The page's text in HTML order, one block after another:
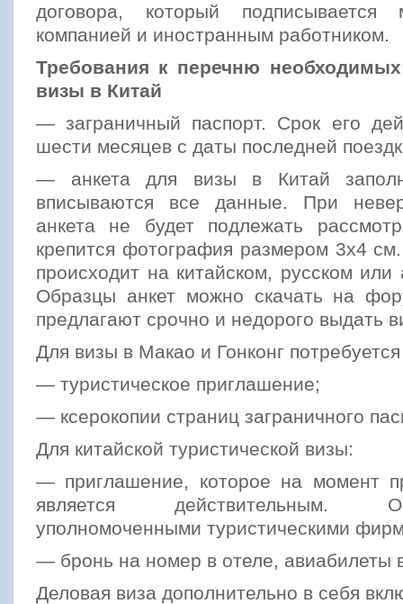
договора, который подписывается
компанией и иностранным работником.
Требования к перечню
визы в Китай
— заграничный паспорт. Срок его
шести месяцев с даты последней
— анкета для визы в Китай
вписываются все данные. При
анкета не будет подлежать
крепится фотография размером 3х4
происходит на китайском, русском или
Образцы анкет можно скачать на
предлагают срочно и недорого выдать
Для визы в Макао и Гонконг
— туристическое приглашение;
— ксерокопии страниц заграничного
Для китайской туристической визы:
— приглашение, которое на момент
является действительным.
уполномоченными туристическими
— бронь на номер в отеле, авиабилеты
Деловая виза дополнительно в себя